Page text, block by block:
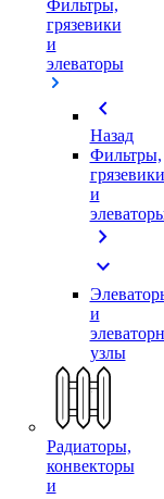
Фильтры,
грязевики
и
элеваторы
chevron_left
Назад
Фильтры,
грязевики
и
chevron_right
expand_more
и
узлы
Радиаторы,
конвекторы
и